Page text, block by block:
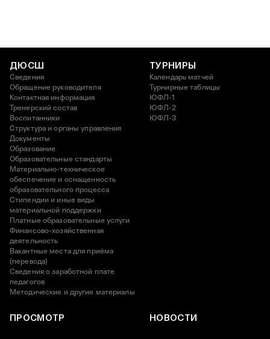
ДЮСШ
Сведения
Обращение руководителя
Контактная информация
Тренерский состав
Воспитанники
Структура и органы управления
Документы
Образование
Образовательные стандарты
Материально-техническое
обеспечение и оснащенность
образовательного процесса
Стипендии и иные виды
материальной поддержки
Платные образовательные услуги
Финансово-хозяйственная
деятельность
Вакантные места для приёма
(перевода)
Сведения о заработной плате
педагогов
Методические и другие материалы
ТУРНИРЫ
Календарь матчей
Турнирные таблицы
ЮФЛ-1
ЮФЛ-2
ЮФЛ-3
ПРОСМОТР НОВОСТИ